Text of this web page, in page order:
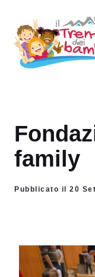
contenuto
family
Pubblicato il 20